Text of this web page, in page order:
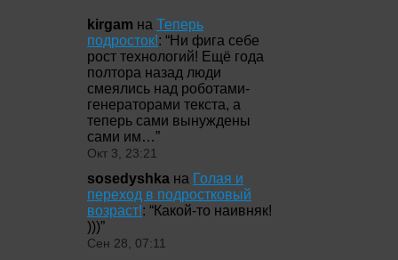
kirgam на Теперь
подросток!: “Ни фига себе
рост технологий! Ещё года
полтора назад люди
смеялись над роботами-
генераторами текста, а
теперь сами вынуждены
сами им…”
Окт 3, 23:21
sosedyshka на Голая и
переход в подростковый
возраст!: “Какой-то наивняк!
)))”
Сен 28, 07:11